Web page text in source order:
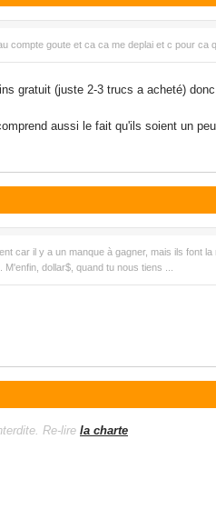
compte goute et ca ca me deplai et c pour ca
gratuit (juste 2-3 trucs a acheté)
aussi le fait qu'ils soient un
car il y a un manque à gagner, mais ils font
dollar$, quand tu nous tiens ...
Re-lire la charte